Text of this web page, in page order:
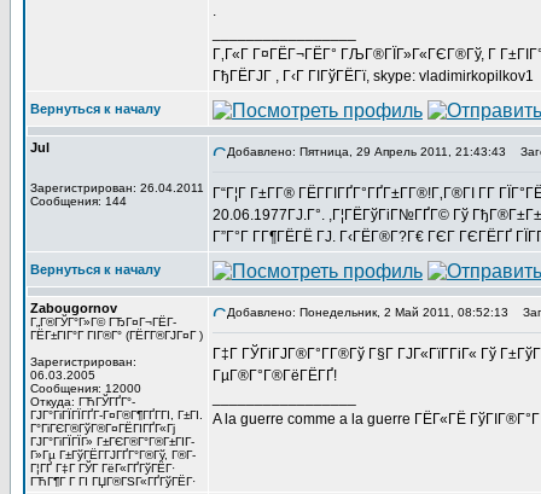
.
Г‚Г«Г Г¤ГЁГ¬ГЁГ° ГЉГ®ГЇГ»Г«ГЄГ®Гў, Г
ГђГЁГЈГ , Г‹Г ГІГўГЁГї, skype: vladimirkopilkov1
Вернуться к началу
Jul
Зарегистрирован: 26.04.2011
Сообщения: 144
Добавлено: Пятница, 29 Апрель 2011, 21:43:43
Г“Г¦Г Г±Г­Г® ГЁГ­ГІГҐГ°ГҐГ±Г­Г®!Г‚Г®ГІ Г­Г
20.06.1977ГЈ.Г°. ,Г¦ГЁГўГіГ№ГҐГ© Гў
Г”Г°Г Г­Г¶ГЁГЁ ГЈ. Г‹ГЁГ®Г­?Г€ ГЄГ ГЄГЁГҐ
Вернуться к началу
Zabougornov
Г„Г®ГЎГ°Г»Г© ГЂГ¤Г¬ГЁГ­
ГЁГ±ГІГ°Г ГІГ®Г° (ГЁГ­Г®ГЈГ¤Г )
Зарегистрирован:
06.03.2005
Сообщения: 12000
Откуда: ГЋГЎГҐГ°-
ГЈГ°ГіГЇГЇГҐГ­-Г¤Г®Г¶ГҐГ­ГІ, Г±ГІ.
Г°ГіГЄГ®ГўГ®Г¤ГЁГІГҐГ«Гј
ГЈГ°ГіГЇГЇГ» Г±ГЄГ®Г°Г®Г±ГІГ­
Г»Гµ Г±ГўГЁГ­ГЈГҐГ°Г®Гў, Г®Г­
Г¦ГҐ Г‡Г ГЎГ ГёГ«ГҐГўГЁГ·
ГЋГ¶Г Г ГІ ГЏГ®ГЅГ«ГҐГўГЁГ·
Добавлено: Понедельник, 2 Май 2011, 08:52:13
Г‡Г ГЎГіГЈГ®Г°Г­Г®Гў Г§Г ГЈГ«ГїГ­ГіГ« Гў
ГµГ®Г°Г®ГёГЁГҐ!
A la guerre comme a la guerre ГЁГ«ГЁ